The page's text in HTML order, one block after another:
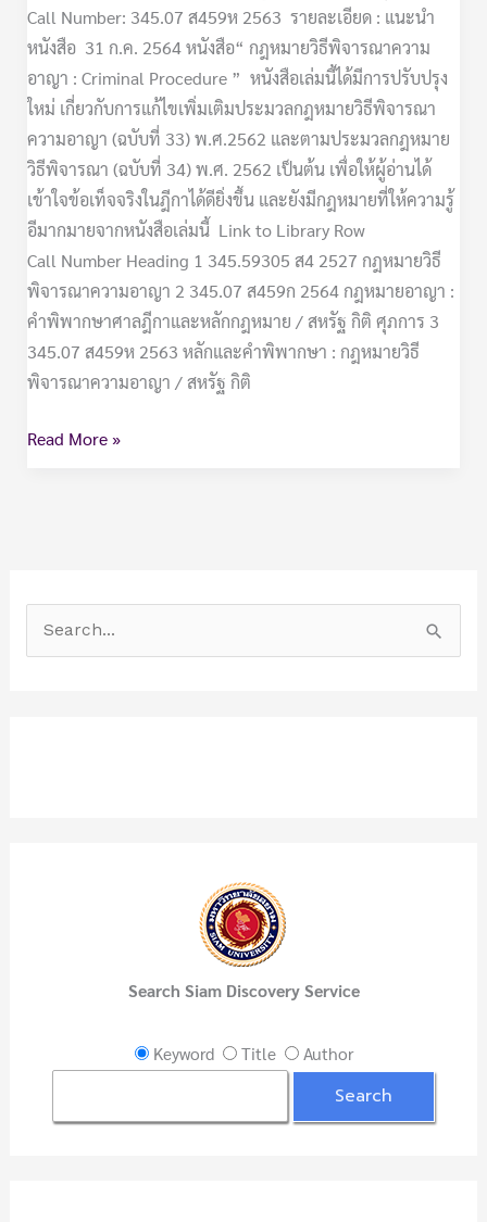
Call Number: 345.07 ส459ห 2563 รายละเอียด : แนะนำ
หนังสือ 31 ก.ค. 2564 หนังสือ“ กฎหมายวิธีพิจารณาความ
อาญา : Criminal Procedure ” หนังสือเล่มนี้ได้มีการปรับปรุง
ใหม่ เกี่ยวกับการแก้ไขเพิ่มเติมประมวลกฎหมายวิธีพิจารณา
ความอาญา (ฉบับที่ 33) พ.ศ.2562 และตามประมวลกฎหมาย
วิธีพิจารณา (ฉบับที่ 34) พ.ศ. 2562 เป็นต้น เพื่อให้ผู้อ่านได้
เข้าใจข้อเท็จจริงในฎีกาได้ดียิ่งขึ้น และยังมีกฎหมายที่ให้ความรู้
อีมากมายจากหนังสือเล่มนี้ Link to Library Row
Call Number Heading 1 345.59305 ส4 2527 กฎหมายวิธี
พิจารณาความอาญา 2 345.07 ส459ก 2564 กฎหมายอาญา :
คำพิพากษาศาลฎีกาและหลักกฎหมาย / สหรัฐ กิติ ศุภการ 3
345.07 ส459ห 2563 หลักและคำพิพากษา : กฎหมายวิธี
พิจารณาความอาญา / สหรัฐ กิติ
Read More »
e
Search Siam Discovery Service
Keyword Title Author